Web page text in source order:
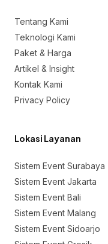
Tentang Kami
Teknologi Kami
Paket & Harga
Artikel & Insight
Kontak Kami
Privacy Policy
Lokasi Layanan
Sistem Event Surabaya
Sistem Event Jakarta
Sistem Event Bali
Sistem Event Malang
Sistem Event Sidoarjo